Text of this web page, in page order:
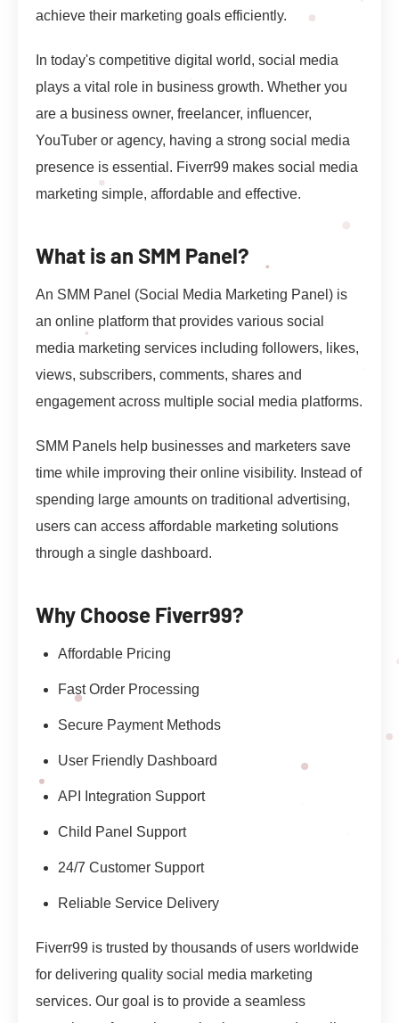
achieve their marketing goals efficiently.
In today's competitive digital world, social media
plays a vital role in business growth. Whether you
are a business owner, freelancer, influencer,
YouTuber or agency, having a strong social media
presence is essential. Fiverr99 makes social media
marketing simple, affordable and effective.
What is an SMM Panel?
An SMM Panel (Social Media Marketing Panel) is
an online platform that provides various social
media marketing services including followers, likes,
views, subscribers, comments, shares and
engagement across multiple social media platforms.
SMM Panels help businesses and marketers save
time while improving their online visibility. Instead of
spending large amounts on traditional advertising,
users can access affordable marketing solutions
through a single dashboard.
Why Choose Fiverr99?
Affordable Pricing
Fast Order Processing
Secure Payment Methods
User Friendly Dashboard
API Integration Support
Child Panel Support
24/7 Customer Support
Reliable Service Delivery
Fiverr99 is trusted by thousands of users worldwide
for delivering quality social media marketing
services. Our goal is to provide a seamless